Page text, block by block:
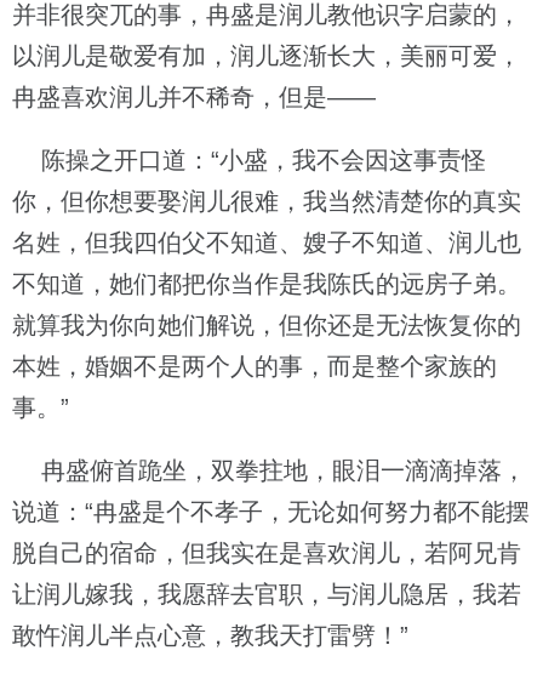
并非很突兀的事，冉盛是润儿教他识字启蒙的，
以润儿是敬爱有加，润儿逐渐长大，美丽可爱，
冉盛喜欢润儿并不稀奇，但是——
陈操之开口道：“小盛，我不会因这事责怪
你，但你想要娶润儿很难，我当然清楚你的真实
名姓，但我四伯父不知道、嫂子不知道、润儿也
不知道，她们都把你当作是我陈氏的远房子弟。
就算我为你向她们解说，但你还是无法恢复你的
本姓，婚姻不是两个人的事，而是整个家族的
事。”
冉盛俯首跪坐，双拳拄地，眼泪一滴滴掉落，
说道：“冉盛是个不孝子，无论如何努力都不能摆
脱自己的宿命，但我实在是喜欢润儿，若阿兄肯
让润儿嫁我，我愿辞去官职，与润儿隐居，我若
敢忤润儿半点心意，教我天打雷劈！”